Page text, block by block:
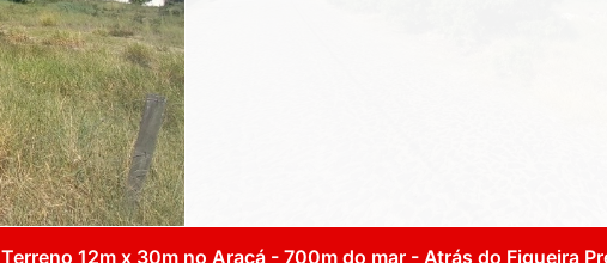
Terreno 12m x 30m no Araçá - 700m do mar - Atrás do Figueira